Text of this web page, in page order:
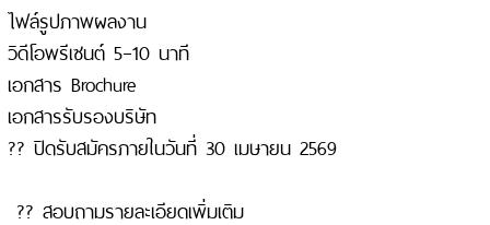
ไฟล์รูปภาพผลงาน
วิดีโอพรีเซนต์ 5–10 นาที
เอกสาร Brochure
เอกสารรับรองบริษัท
?? ปิดรับสมัครภายในวันที่ 30 เมษายน 2569
?? สอบถามรายละเอียดเพิ่มเติม